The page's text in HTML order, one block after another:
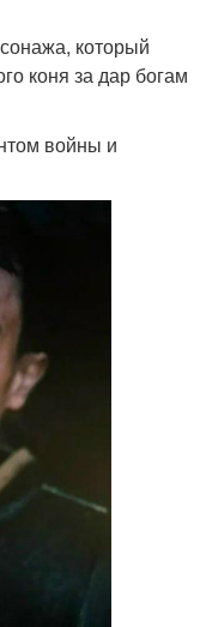
который
коня за дар богам
войны и